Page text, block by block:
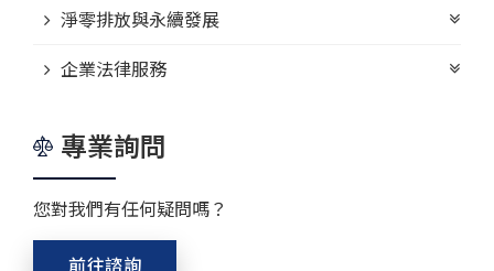
淨零排放與永續發展
企業法律服務
專業詢問
您對我們有任何疑問嗎？